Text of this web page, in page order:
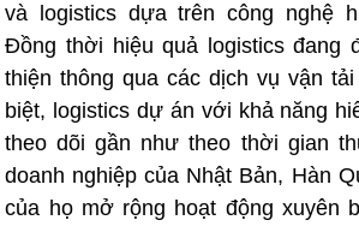
và logistics dựa trên công nghệ
Đồng thời hiệu quả logistics đang
thiện thông qua các dịch vụ vận
biệt, logistics dự án với khả năng
theo dõi gần như theo thời gian
doanh nghiệp của Nhật Bản, Hàn
của họ mở rộng hoạt động xuyên